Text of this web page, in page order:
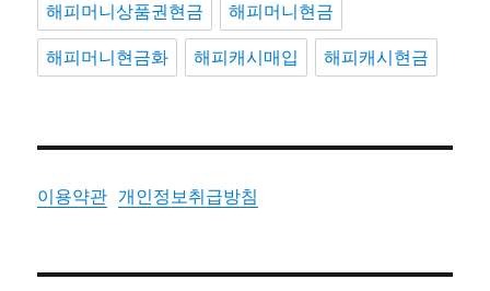
해피머니상품권현금 해피머니현금
해피머니현금화 해피캐시매입 해피캐시현금
이용약관 개인정보취급방침